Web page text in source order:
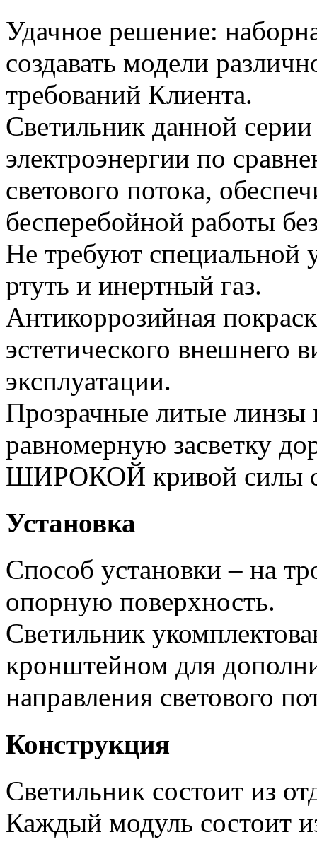
Удачное решение:
создавать модели
требований Клиента.
Светильник данной
электроэнергии по
светового потока,
бесперебойной работы
Не требуют специальной
ртуть и инертный газ.
Антикоррозийная
эстетического внешнего
эксплуатации.
Прозрачные литые линзы
равномерную засветку
ШИРОКОЙ кривой силы
Установка
Способ установки – на
опорную поверхность.
Светильник
кронштейном для
направления светового
Конструкция
Светильник состоит из
Каждый модуль состоит